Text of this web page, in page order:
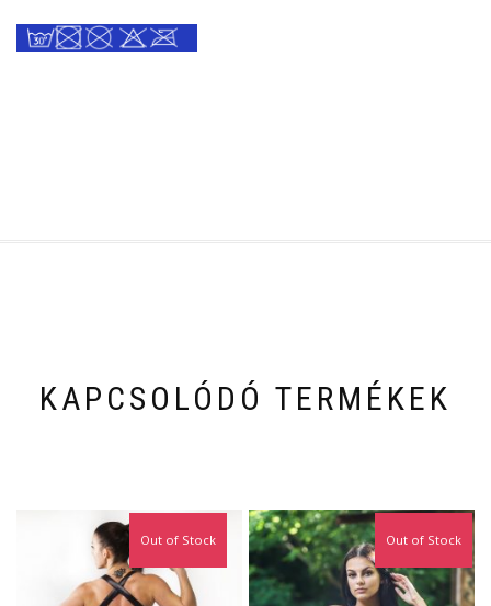
KAPCSOLÓDÓ TERMÉKEK
Out of Stock Out of Stock